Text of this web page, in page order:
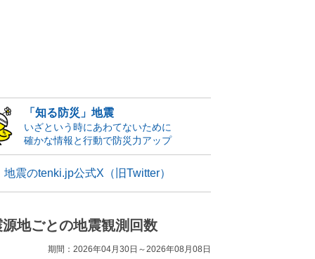
「知る防災」地震
いざという時にあわてないために
確かな情報と行動で防災力アップ
地震のtenki.jp公式X（旧Twitter）
源地ごとの地震観測回数
期間：2026年04月30日～2026年08月08日